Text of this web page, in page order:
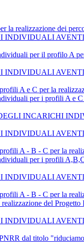
la realizzazione dei
per il profilo A
A e C per la
per i profili A e C
INCARICHI
A - B - C per la
per i profili A,B,C
A - B - C per la
del Progetto
dal titolo "riduciamo